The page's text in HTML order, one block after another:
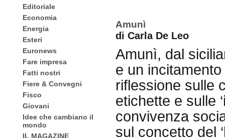
Editoriale
Economia
Energia
Esteri
Euronews
Fare impresa
Fatti nostri
Fiere & Convegni
Fisco
Giovani
Idee che cambiano il
mondo
IL MAGAZINE
Amunì
di Carla De Leo
Amunì, dal
e un
riflessione sulle
etichette e sulle
convivenza
sul concetto del